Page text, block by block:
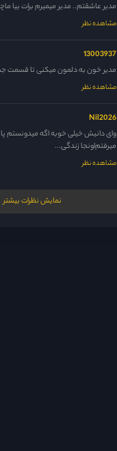
مدیر عاشقتم.. مدیر میمیرم برات بیا
مشاهده نظر
13003937
مدیر خون به دلمون میکنی تا قسمت
مشاهده نظر
Nil2026
وای دانیش خیلی خوبه اگه میدونستم
میرفتم‌اونجا زندگی...
مشاهده نظر
42 فیناله یعنی پس فردا
نمایش نظرات بیشتر